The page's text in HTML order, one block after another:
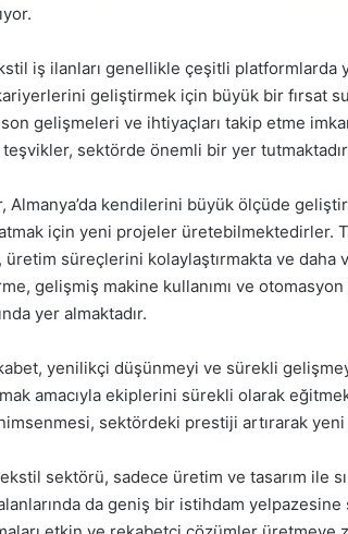
iş ilanları genellikle çeşitli platformlarda
geliştirmek için büyük bir fırsat
gelişmeleri ve ihtiyaçları takip etme
sektörde önemli bir yer
Almanya’da kendilerini büyük ölçüde
için yeni projeler üretebilmektedirler.
süreçlerini kolaylaştırmakta ve
gelişmiş makine kullanımı ve
yer almaktadır.
yenilikçi düşünmeyi ve sürekli
amacıyla ekiplerini sürekli olarak
sektördeki prestiji artırarak yeni iş
sektörü, sadece üretim ve tasarım ile
da geniş bir istihdam